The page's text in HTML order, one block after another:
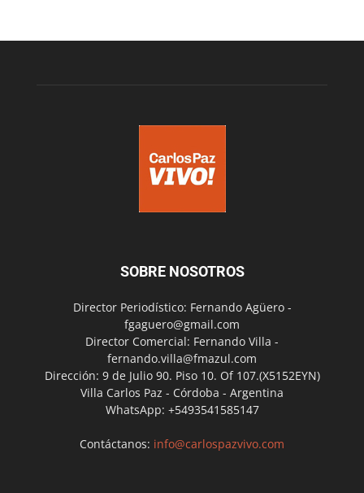
SOBRE NOSOTROS
Director Periodístico: Fernando Agüero -
fgaguero@gmail.com
Director Comercial: Fernando Villa -
fernando.villa@fmazul.com
Dirección: 9 de Julio 90. Piso 10. Of 107.(X5152EYN)
Villa Carlos Paz - Córdoba - Argentina
WhatsApp: +5493541585147
Contáctanos: info@carlospazvivo.com